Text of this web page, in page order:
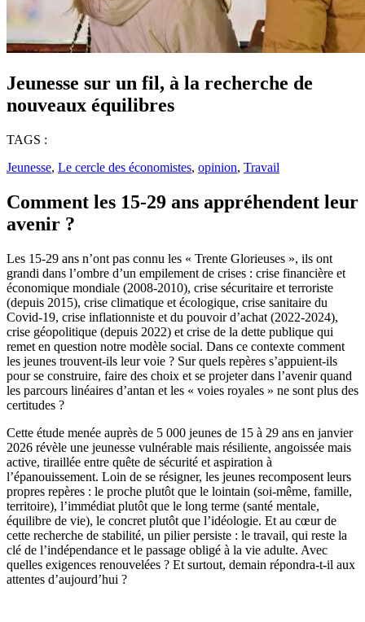
Jeunesse sur un fil, à la recherche de
nouveaux équilibres
TAGS :
Jeunesse, Le cercle des économistes, opinion, Travail
Comment les 15-29 ans appréhendent leur
avenir ?
Les 15-29 ans n’ont pas connu les « Trente Glorieuses », ils ont
grandi dans l’ombre d’un empilement de crises : crise financière et
économique mondiale (2008-2010), crise sécuritaire et terroriste
(depuis 2015), crise climatique et écologique, crise sanitaire du
Covid-19, crise inflationniste et du pouvoir d’achat (2022-2024),
crise géopolitique (depuis 2022) et crise de la dette publique qui
remet en question notre modèle social. Dans ce contexte comment
les jeunes trouvent-ils leur voie ? Sur quels repères s’appuient-ils
pour se construire, faire des choix et se projeter dans l’avenir quand
les parcours linéaires d’antan et les « voies royales » ne sont plus des
certitudes ?
Cette étude menée auprès de 5 000 jeunes de 15 à 29 ans en janvier
2026 révèle une jeunesse vulnérable mais résiliente, angoissée mais
active, tiraillée entre quête de sécurité et aspiration à
l’épanouissement. Loin de se résigner, les jeunes recomposent leurs
propres repères : le proche plutôt que le lointain (soi-même, famille,
territoire), l’immédiat plutôt que le long terme (santé mentale,
équilibre de vie), le concret plutôt que l’idéologie. Et au cœur de
cette recherche de stabilité, un pilier persiste : le travail, qui reste la
clé de l’indépendance et le passage obligé à la vie adulte. Avec
quelles exigences renouvelées ? Et surtout, demain répondra-t-il aux
attentes d’aujourd’hui ?